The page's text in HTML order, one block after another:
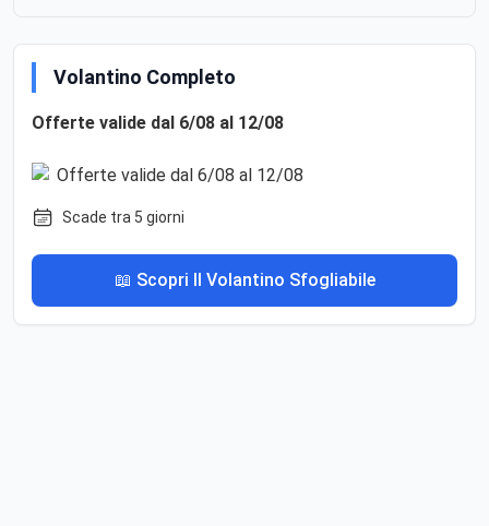
Volantino Completo
Offerte valide dal 6/08 al 12/08
Scade tra 5 giorni
📖 Scopri Il Volantino Sfogliabile